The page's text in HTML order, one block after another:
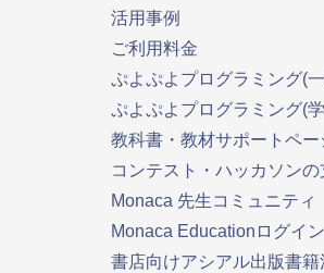
活用事例
ご利用料金
ぷよぷよプログラミング(
ぷよぷよプログラミング(
教科書・教材サポートペー
コンテスト・ハッカソンの
Monaca 先生コミュニティ
Monaca Educationログイン
書店向けアシアル出版書